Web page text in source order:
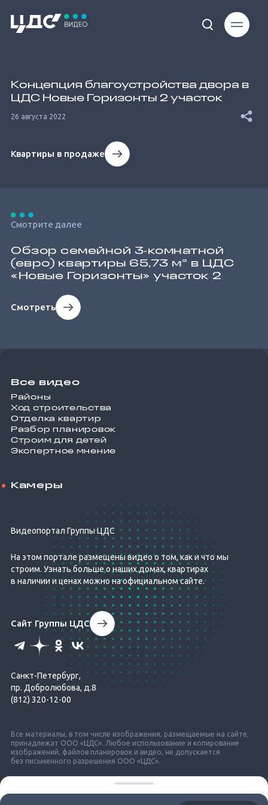
Концепция благоустройства двора в
ЦДС Новые Горизонты 2 участок
26 августа 2022
Квартиры в продаже
Смотрите далее
Обзор семейной 3‐комнатной
(евро) квартиры 65,73 м² в ЦДС
«Новые Горизонты» участок 2
Смотреть
Все видео
Районы
Ход строительства
Отделка квартир
Разбор планировок
Строим для детей
Экспертное мнение
Камеры
Видеопортал Группы ЦДС
На этом портале размещены видео о том, как и что мы
строим. Узнать больше о наших домах, квартирах
в наличии и ценах можно на официальном сайте.
Все материалы, в том числе изображения, размещаемые на сайте,
принадлежат ООО «ЦДС». Любое использование и копирование
изображений, файлов планировок и видео, не допускается
без письменного разрешения ООО «ЦДС».
Сайт Группы ЦДС
Санкт-Петербург,
пр. Добролюбова, д.8
(812) 320-12-00